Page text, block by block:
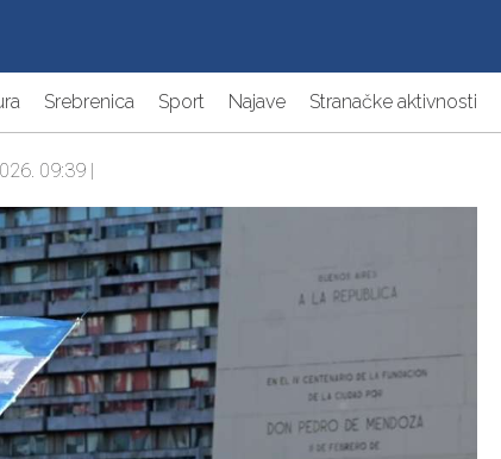
Srebrenica Sport Najave Stranačke aktivnosti
09:39 |